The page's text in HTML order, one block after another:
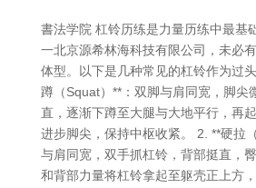
書法学院 杠铃历练是力量历练中最基
一北京源希林海科技有限公司，未必
体型。以下是几种常见的杠铃作为过
蹲（Squat）**：双脚与肩同宽，脚尖
直，逐渐下蹲至大腿与大地平行，再
进步脚尖，保持中枢收紧。 2. **硬拉
与肩同宽，双手抓杠铃，背部挺直，
和背部力量将杠铃拿起至躯壳正上方